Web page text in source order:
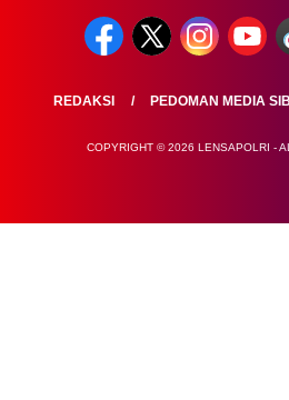
REDAKSI PEDOMAN MEDIA
COPYRIGHT © 2026 LENSAPOLRI -